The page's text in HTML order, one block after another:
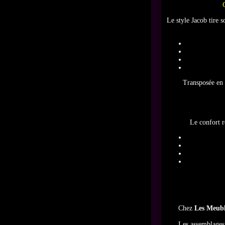
Le style Jacob tire
Transposée en
Le confort
Chez Les